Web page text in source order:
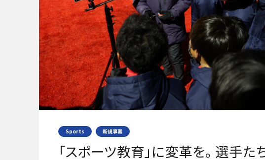
Sports 新規事業
「スポーツ教育」に変革を。 選手た